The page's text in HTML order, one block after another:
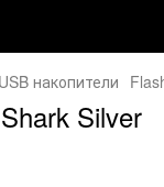
USB накопители
Silver